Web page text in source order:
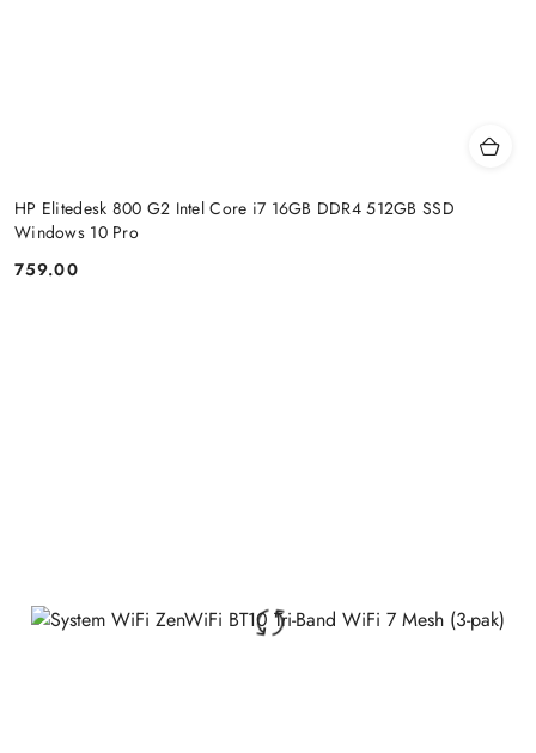
HP Elitedesk 800 G2 Intel Core i7 16GB DDR4 512GB SSD
Windows 10 Pro
Price:
759.00